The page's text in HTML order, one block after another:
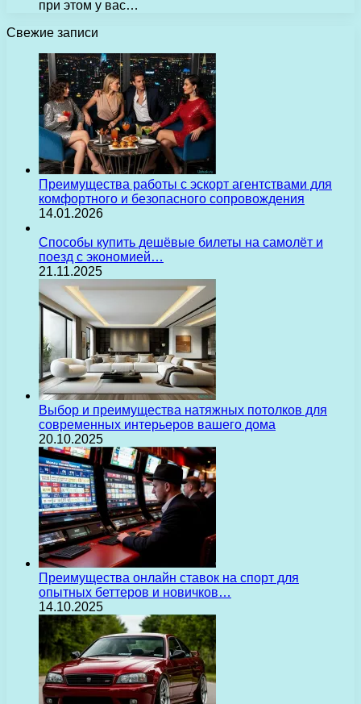
при этом у вас…
Свежие записи
Преимущества работы с эскорт агентствами для
комфортного и безопасного сопровождения
14.01.2026
Способы купить дешёвые билеты на самолёт и
поезд с экономией…
21.11.2025
Выбор и преимущества натяжных потолков для
современных интерьеров вашего дома
20.10.2025
Преимущества онлайн ставок на спорт для
опытных беттеров и новичков…
14.10.2025